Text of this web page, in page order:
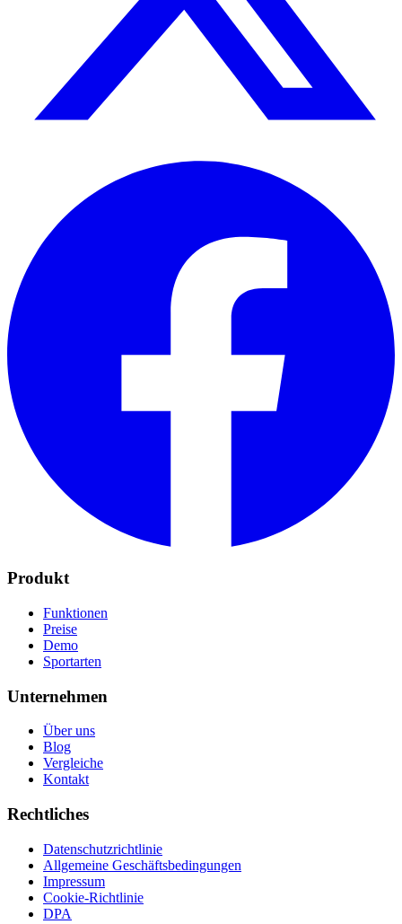
Produkt
Funktionen
Preise
Demo
Sportarten
Unternehmen
Über uns
Blog
Vergleiche
Kontakt
Rechtliches
Datenschutzrichtlinie
Allgemeine Geschäftsbedingungen
Impressum
Cookie-Richtlinie
DPA